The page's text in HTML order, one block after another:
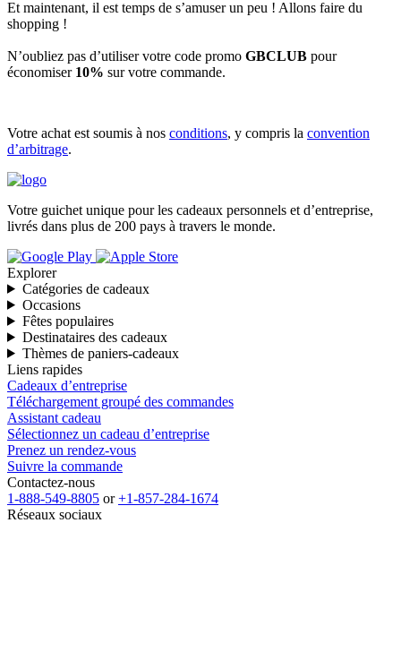
Et maintenant, il est temps de s’amuser un peu ! Allons faire du
shopping !
N’oubliez pas d’utiliser votre code promo GBCLUB pour
économiser 10% sur votre commande.
Votre achat est soumis à nos conditions, y compris la convention
d’arbitrage.
Votre guichet unique pour les cadeaux personnels et d’entreprise,
livrés dans plus de 200 pays à travers le monde.
Explorer
Catégories de cadeaux
Occasions
Fêtes populaires
Destinataires des cadeaux
Thèmes de paniers-cadeaux
Liens rapides
Cadeaux d’entreprise
Téléchargement groupé des commandes
Assistant cadeau
Sélectionnez un cadeau d’entreprise
Prenez un rendez-vous
Suivre la commande
Contactez-nous
1-888-549-8805 or+1-857-284-1674
Réseaux sociaux